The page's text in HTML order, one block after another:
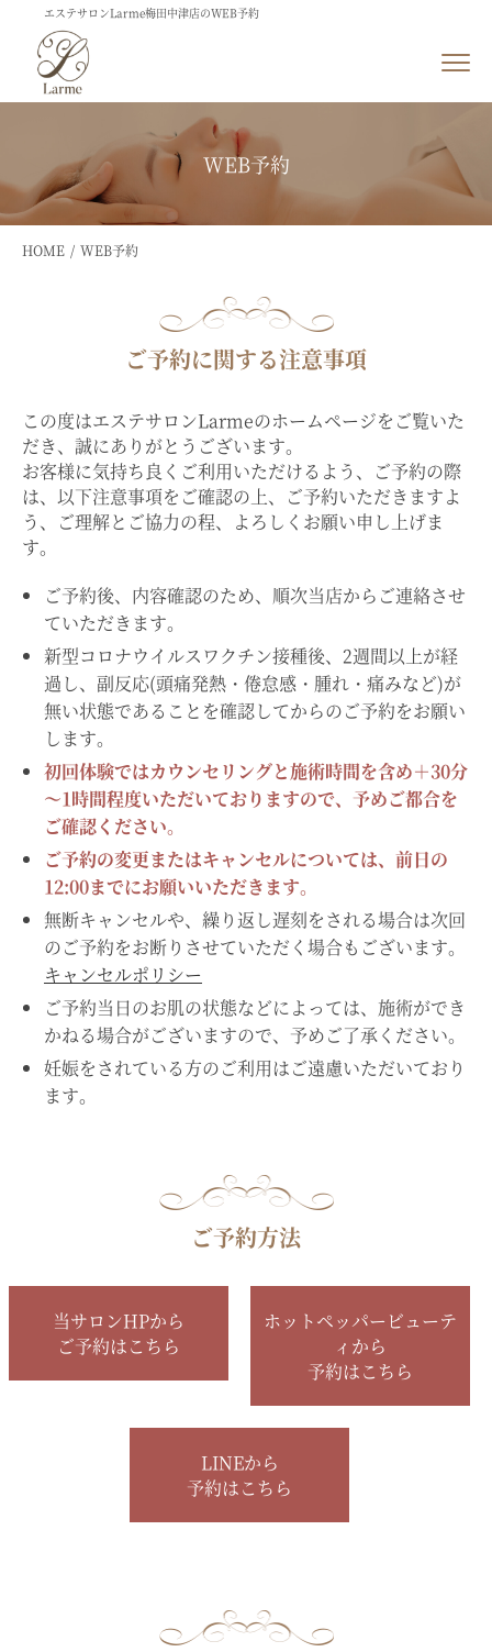
エステサロンLarme梅田中津店のWEB予約
WEB予約
HOME WEB予約
ご予約に関する注意事項
この度はエステサロンLarmeのホームページをご覧いた
だき、誠にありがとうございます。
お客様に気持ち良くご利用いただけるよう、ご予約の際
は、以下注意事項をご確認の上、ご予約いただきますよ
う、ご理解とご協力の程、よろしくお願い申し上げま
す。
ご予約後、内容確認のため、順次当店からご連絡させ
ていただきます。
新型コロナウイルスワクチン接種後、2週間以上が経
過し、副反応(頭痛発熱・倦怠感・腫れ・痛みなど)が
無い状態であることを確認してからのご予約をお願い
します。
初回体験ではカウンセリングと施術時間を含め＋30分
～1時間程度いただいておりますので、予めご都合を
ご確認ください。
ご予約の変更またはキャンセルについては、前日の
12:00までにお願いいただきます。
無断キャンセルや、繰り返し遅刻をされる場合は次回
のご予約をお断りさせていただく場合もございます。
キャンセルポリシー
ご予約当日のお肌の状態などによっては、施術ができ
かねる場合がございますので、予めご了承ください。
妊娠をされている方のご利用はご遠慮いただいており
ます。
ご予約方法
当サロンHPから
ご予約はこちら
ホットペッパービューテ
ィから
予約はこちら
LINEから
予約はこちら